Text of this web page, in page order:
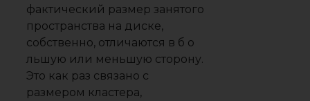
фактический размер занятого
пространства на диске,
собственно, отличаются в б о
льшую или меньшую сторону.
Это как раз связано с
размером кластера,